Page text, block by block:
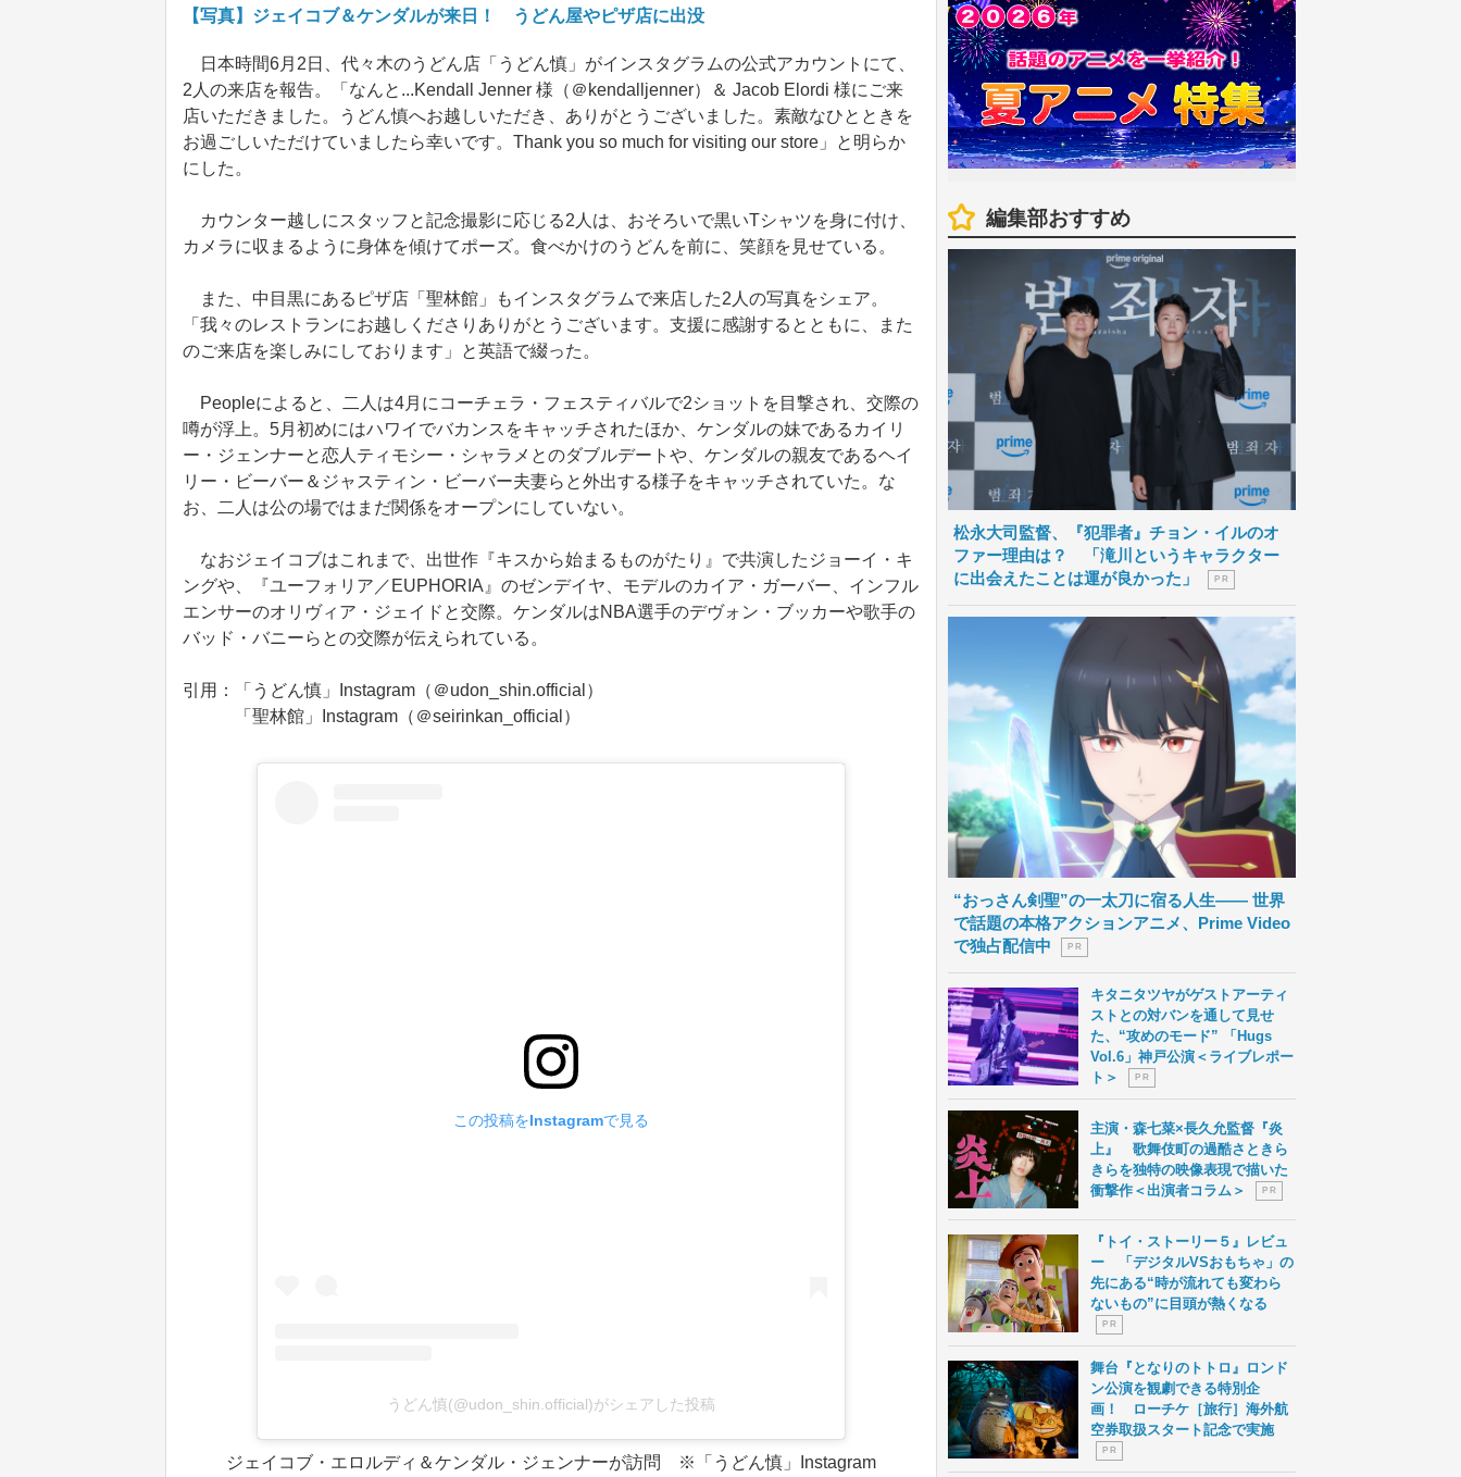
【写真】ジェイコブ＆ケンダルが来日！ うどん屋やピザ店に出没
日本時間6月2日、代々木のうどん店「うどん慎」がインスタグラムの公式アカウントにて、
2人の来店を報告。「なんと...Kendall Jenner 様（＠kendalljenner）＆ Jacob Elordi 様にご来
店いただきました。うどん慎へお越しいただき、ありがとうございました。素敵なひとときを
お過ごしいただけていましたら幸いです。Thank you so much for visiting our store」と明らか
にした。
カウンター越しにスタッフと記念撮影に応じる2人は、おそろいで黒いTシャツを身に付け、
カメラに収まるように身体を傾けてポーズ。食べかけのうどんを前に、笑顔を見せている。
また、中目黒にあるピザ店「聖林館」もインスタグラムで来店した2人の写真をシェア。
「我々のレストランにお越しくださりありがとうございます。支援に感謝するとともに、また
のご来店を楽しみにしております」と英語で綴った。
Peopleによると、二人は4月にコーチェラ・フェスティバルで2ショットを目撃され、交際の
噂が浮上。5月初めにはハワイでバカンスをキャッチされたほか、ケンダルの妹であるカイリ
ー・ジェンナーと恋人ティモシー・シャラメとのダブルデートや、ケンダルの親友であるヘイ
リー・ビーバー＆ジャスティン・ビーバー夫妻らと外出する様子をキャッチされていた。な
お、二人は公の場ではまだ関係をオープンにしていない。
なおジェイコブはこれまで、出世作『キスから始まるものがたり』で共演したジョーイ・キ
ングや、『ユーフォリア／EUPHORIA』のゼンデイヤ、モデルのカイア・ガーバー、インフル
エンサーのオリヴィア・ジェイドと交際。ケンダルはNBA選手のデヴォン・ブッカーや歌手の
バッド・バニーらとの交際が伝えられている。
引用：「うどん慎」Instagram（＠udon_shin.official）
「聖林館」Instagram（＠seirinkan_official）
この投稿をInstagramで見る
うどん慎(@udon_shin.official)がシェアした投稿
ジェイコブ・エロルディ＆ケンダル・ジェンナーが訪問 ※「うどん慎」Instagram
編集部おすすめ
松永大司監督、『犯罪者』チョン・イルのオ
ファー理由は？ 「滝川というキャラクター
に出会えたことは運が良かった」
P R
“おっさん剣聖”の一太刀に宿る人生―― 世界
で話題の本格アクションアニメ、Prime Video
で独占配信中
P R
キタニタツヤがゲストアーティ
ストとの対バンを通して見せ
た、“攻めのモード” 「Hugs
Vol.6」神戸公演＜ライブレポー
ト＞
P R
主演・森七菜×長久允監督『炎
上』 歌舞伎町の過酷さときら
きらを独特の映像表現で描いた
衝撃作＜出演者コラム＞
P R
『トイ・ストーリー５』レビュ
ー 「デジタルVSおもちゃ」の
先にある“時が流れても変わら
ないもの”に目頭が熱くなる
P R
舞台『となりのトトロ』ロンド
ン公演を観劇できる特別企
画！ ローチケ［旅行］海外航
空券取扱スタート記念で実施
P R